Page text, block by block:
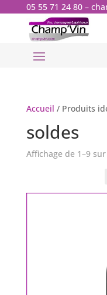
05 55 71 24 80–
Accueil / Produits
soldes
Affichage de 1–9